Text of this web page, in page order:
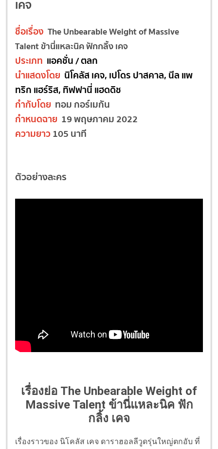
เคจ
ชื่อเรื่อง The Unbearable Weight of Massive
Talentข้านี่แหละนิค ฟักกลิ้ง เคจ
ประเภท แอคชั่น / ตลก
นำแสดงโดย นิโคลัส เคจ, เปโดร ปาสคาล, นีล แพ
ทริก แฮร์ริส, ทิฟฟานี่ แฮดดิช
กำกับโดย ทอม กอร์เมกัน
กำหนดฉาย 19 พฤษภาคม 2022
ความยาว105 นาที
ตัวอย่างละคร
เรื่องย่อ The Unbearable Weight of
Massive Talent ข้านี่แหละนิค ฟัก
กลิ้ง เคจ
เรื่องราวของ นิโคลัส เคจ ดาราฮอลลีวูดรุ่นใหญ่ตกอับ ที่